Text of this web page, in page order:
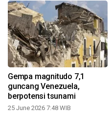
Gempa magnitudo 7,1
guncang Venezuela,
berpotensi tsunami
25 June 2026 7:48 WIB